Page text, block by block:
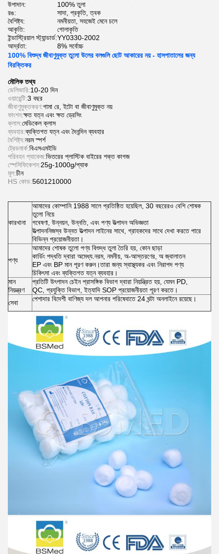
উপাদান:
100% তুলা
রঙ:
সাদা, প্রকৃতি, ত্বক
বৈশিষ্ট্য:
নমনীয়তা, সহজেই মেনে চলে
আকৃতি:
গোলাকৃতি
ইন্ডাস্ট্রিয়াল স্ট্যান্ডার্ড:YY0330-2002
আর্দ্রতা:
8% সর্বোচ্চ
100% বিশুদ্ধ জীবাণুমুক্ত তুলো উলের বলগুলি ছোট আকারের নয় - হাসপাতালের জন্য
বিরক্তিকর
মৌলিক তথ্য
ডেলিভারি:10-20 দিন
ওয়ারেন্টি:3 বছর
জীবাণুমুক্তকরণ:গামা রে, ইটো বা জীবাণুমুক্ত নয়
ফাংশন:ক্ষত যত্ন এবং ক্ষত ড্রেসিং
ক্লাস:মেডিকেল ক্লাস
ব্যবহার:ব্যক্তিগত যত্ন এবং দৈনন্দিন ব্যবহার
বৈশিষ্ট্য:নরম স্পর্শ
ট্রেডমার্ক:বিএসএমইডি
পরিবহন প্যাকেজ:ভিতরের প্লাস্টিক বাইরের শক্ত কাগজ
স্পেসিফিকেশন:25g-1000g/প্যাক
মূল:চীন
HS কোড:5601210000
কারখানা
আমাদের কোম্পানি 1988 সালে প্রতিষ্ঠিত হয়েছিল, 30 বছরেরও বেশি শোষক
তুলো নিয়ে
গবেষণা, উন্নয়ন, উন্নতি, এবং পণ্য উত্পাদন অভিজ্ঞতা
উত্পাদননিজস্ব উন্নত উত্পাদন লাইনের সাথে, গ্রাহকদের সাথে দেখা করতে পারে
বিভিন্ন প্রয়োজনীয়তা।
পণ্য
আমাদের শোষক তুলো পণ্য বিশুদ্ধ তুলা তৈরি হয়, কোন ছাড়া
কার্ডিং পদ্ধতি দ্বারা অমেধ্য.নরম, নমনীয়, অ-আস্তরণের, অ জ্বালাতন
EP এবং BP মান পূরণ করুন।তারা জন্য স্বাস্থ্যকর এবং নিরাপদ পণ্য
চিকিৎসা এবং ব্যক্তিগত যত্ন ব্যবহার।
মান
নিয়ন্ত্রণ
প্রতিটি উৎপাদন চেইন প্রাসঙ্গিক বিভাগ দ্বারা নিয়ন্ত্রিত হয়, যেমন PD,
QC, প্রযুক্তি বিভাগ, ইত্যাদি SOP প্রয়োজনীয়তা পূরণ করতে।
সেবা
পেশাদার বিদেশী বাণিজ্য দল আপনার পরিষেবাতে 24 ঘন্টা অনলাইনে রয়েছে।